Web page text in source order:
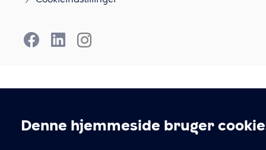
Cookieindstillinger
Denne hjemmeside bruger